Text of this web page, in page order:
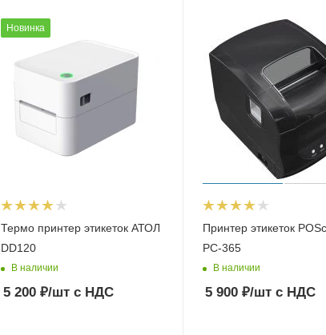
Новинка
Термо принтер этикеток АТОЛ
DD120
В наличии
5 200 ₽/шт с НДС
Принтер этикеток
PC-365
В наличии
5 900₽/штс НДС